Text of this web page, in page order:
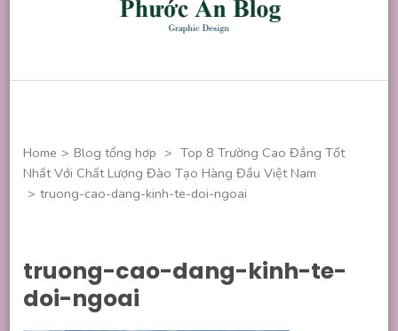
Home > Blog tổng hợp > Top 8 Trường Cao Đẳng Tốt
Nhất Với Chất Lượng Đào Tạo Hàng Đầu Việt Nam
> truong-cao-dang-kinh-te-doi-ngoai
truong-cao-dang-kinh-te-
doi-ngoai